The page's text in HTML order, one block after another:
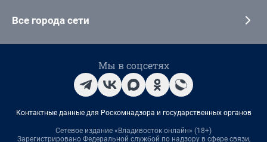
Все города сети
Мы в соцсетях
Контактные данные для Роскомнадзора и государственных органов
Сетевое издание «Владивосток онлайн» (18+)
Зарегистрировано Федеральной службой по надзору в сфере связи,